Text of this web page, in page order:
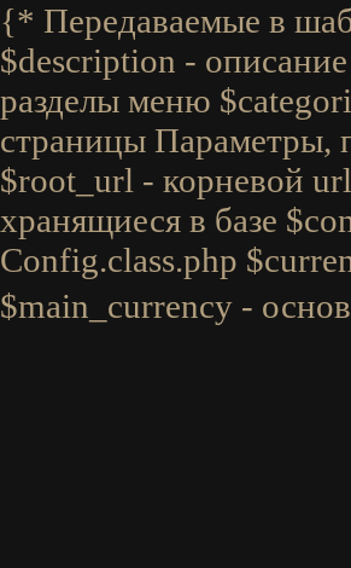
{* Передаваемые в
$description -
разделы меню
страницы Параметры,
$root_url - корневой
хранящиеся в базе
Config.class.php
$main_currency -